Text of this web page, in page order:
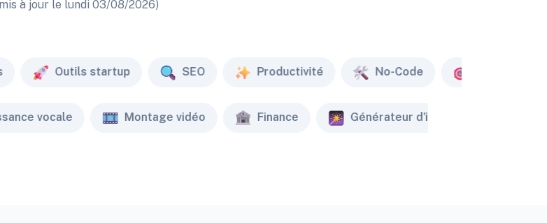
à jour le lundi 03/08/2026)
Outils startup SEO Productivité No-Code
vocale Montage vidéo Finance Générateur d'image